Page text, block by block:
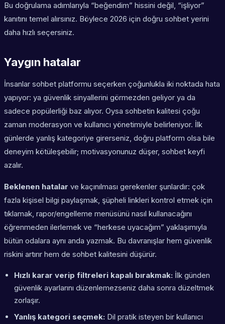
Bu doğrulama adımlarıyla “beğendim” hissini değil, “işliyor”
kanıtını temel alırsınız. Böylece 2026 için doğru sohbet yerini
daha hızlı seçersiniz.
Yaygın hatalar
İnsanlar sohbet platformu seçerken çoğunlukla iki noktada hata
yapıyor: ya güvenlik sinyallerini görmezden geliyor ya da
sadece popülerliği baz alıyor. Oysa sohbetin kalitesi çoğu
zaman moderasyon ve kullanıcı yönetimiyle belirleniyor. İlk
günlerde yanlış kategoriye girerseniz, doğru platform olsa bile
deneyim kötüleşebilir; motivasyonunuz düşer, sohbet keyfi
azalır.
Beklenen hatalar ve kaçınılması gerekenler şunlardır: çok
fazla kişisel bilgi paylaşmak, şüpheli linkleri kontrol etmek için
tıklamak, rapor/engelleme menüsünü nasıl kullanacağını
öğrenmeden ilerlemek ve “herkese uyacağım” yaklaşımıyla
bütün odalara aynı anda yazmak. Bu davranışlar hem güvenlik
riskini artırır hem de sohbet kalitesini düşürür.
Hızlı karar verip filtreleri kapalı bırakmak: İlk günden
güvenlik ayarlarını düzenlemezseniz daha sonra düzeltmek
zorlaşır.
Yanlış kategori seçmek: Dil pratik isteyen bir kullanıcı